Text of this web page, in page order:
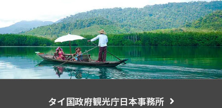
タイ国政府観光庁日本事務所